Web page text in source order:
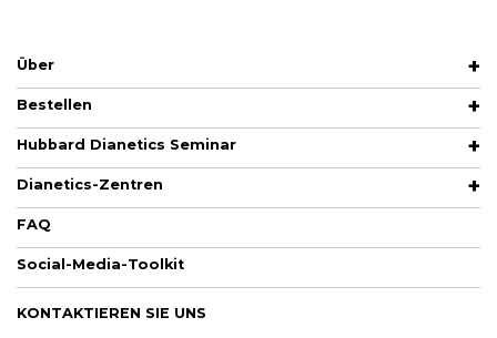
Über
Bestellen
Hubbard Dianetics Seminar
Dianetics-Zentren
FAQ
Social-Media-Toolkit
KONTAKTIEREN SIE UNS